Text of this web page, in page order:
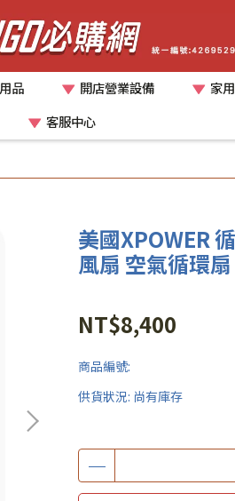
品 開店營業設備 家
客服中心
美國XPOWER
風扇 空氣循環扇
NT$8,400
商品編號:
供貨狀況: 尚有庫存